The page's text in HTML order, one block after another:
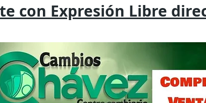
con Expresión Libre